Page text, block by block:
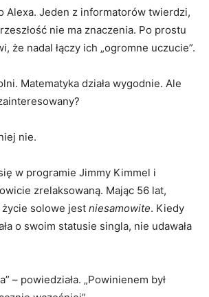
Alexa. Jeden z informatorów twierdzi,
nie ma znaczenia. Po prostu
że nadal łączy ich „ogromne uczucie”.
Matematyka działa wygodnie. Ale
nie.
w programie Jimmy Kimmel i
zrelaksowaną. Mając 56 lat,
życie solowe jest niesamowite. Kiedy
o swoim statusie singla, nie udawała
– powiedziała. „Powinienem był